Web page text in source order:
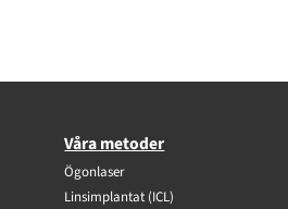
Våra metoder
Ögonlaser
Linsimplantat (ICL)